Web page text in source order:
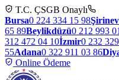
T.C. ÇSGB Onaylı
Bursa0 224 334 15 98
65 89Beylikdüzü0 212 993
312 472 04 10İzmir0 232
55Adana0 322 911 03 86
Online Ödeme